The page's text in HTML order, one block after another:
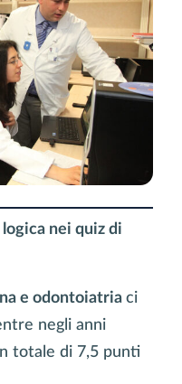
nei quiz di
e odontoiatria ci
negli anni
totale di 7,5 punti